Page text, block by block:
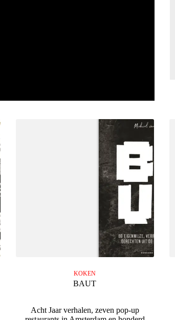
KOKEN
BAUT
Acht Jaar verhalen, zeven pop-up